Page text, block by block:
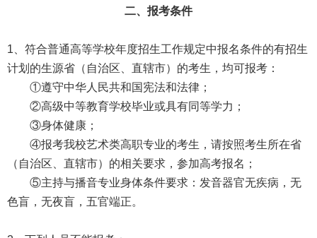
二、报考条件
1、符合普通高等学校年度招生工作规定中报名条件的有招生
计划的生源省（自治区、直辖市）的考生，均可报考：
①遵守中华人民共和国宪法和法律；
②高级中等教育学校毕业或具有同等学力；
③身体健康；
④报考我校艺术类高职专业的考生，请按照考生所在省
（自治区、直辖市）的相关要求，参加高考报名；
⑤主持与播音专业身体条件要求：发音器官无疾病，无
色盲，无夜盲，五官端正。